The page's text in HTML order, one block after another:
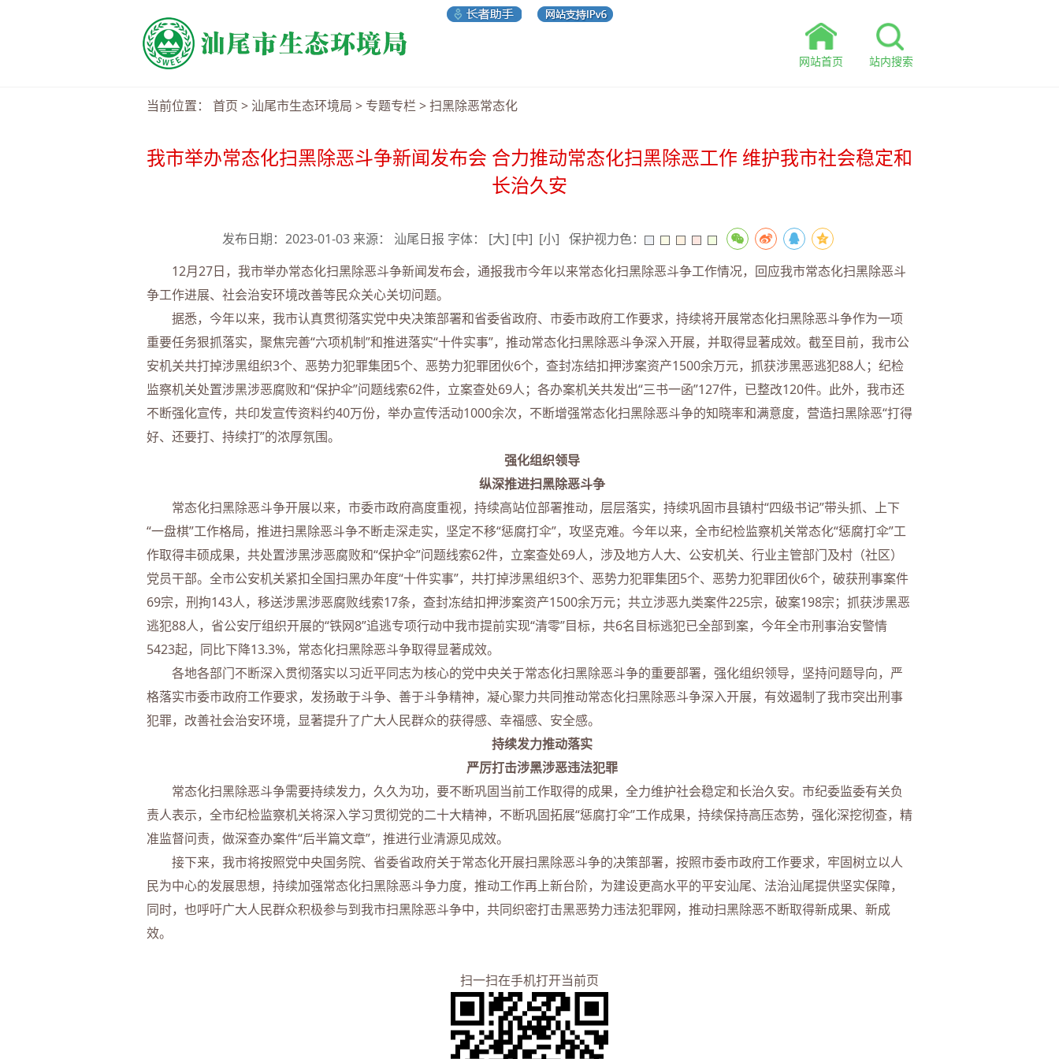
网站首页 站内搜索
当前位置： 首页 > 汕尾市生态环境局 > 专题专栏 >扫黑除恶常态化
我市举办常态化扫黑除恶斗争新闻发布会 合力推动常态化扫黑除恶工作 维护我市社会稳定和
长治久安
发布日期：2023-01-03 来源： 汕尾日报 字体： [大] [中] [小] 保护视力色：
12月27日，我市举办常态化扫黑除恶斗争新闻发布会，通报我市今年以来常态化扫黑除恶斗争工作情况，回应我市常态化扫黑除恶斗
争工作进展、社会治安环境改善等民众关心关切问题。
据悉，今年以来，我市认真贯彻落实党中央决策部署和省委省政府、市委市政府工作要求，持续将开展常态化扫黑除恶斗争作为一项
重要任务狠抓落实，聚焦完善“六项机制”和推进落实“十件实事”，推动常态化扫黑除恶斗争深入开展，并取得显著成效。截至目前，我市公
安机关共打掉涉黑组织3个、恶势力犯罪集团5个、恶势力犯罪团伙6个，查封冻结扣押涉案资产1500余万元，抓获涉黑恶逃犯88人；纪检
监察机关处置涉黑涉恶腐败和“保护伞”问题线索62件，立案查处69人；各办案机关共发出“三书一函”127件，已整改120件。此外，我市还
不断强化宣传，共印发宣传资料约40万份，举办宣传活动1000余次，不断增强常态化扫黑除恶斗争的知晓率和满意度，营造扫黑除恶“打得
好、还要打、持续打”的浓厚氛围。
强化组织领导
纵深推进扫黑除恶斗争
常态化扫黑除恶斗争开展以来，市委市政府高度重视，持续高站位部署推动，层层落实，持续巩固市县镇村“四级书记”带头抓、上下
“一盘棋”工作格局，推进扫黑除恶斗争不断走深走实，坚定不移“惩腐打伞”，攻坚克难。今年以来，全市纪检监察机关常态化“惩腐打伞”工
作取得丰硕成果，共处置涉黑涉恶腐败和“保护伞”问题线索62件，立案查处69人，涉及地方人大、公安机关、行业主管部门及村（社区）
党员干部。全市公安机关紧扣全国扫黑办年度“十件实事”，共打掉涉黑组织3个、恶势力犯罪集团5个、恶势力犯罪团伙6个，破获刑事案件
69宗，刑拘143人，移送涉黑涉恶腐败线索17条，查封冻结扣押涉案资产1500余万元；共立涉恶九类案件225宗，破案198宗；抓获涉黑恶
逃犯88人，省公安厅组织开展的“铁网8”追逃专项行动中我市提前实现“清零”目标，共6名目标逃犯已全部到案，今年全市刑事治安警情
5423起，同比下降13.3%，常态化扫黑除恶斗争取得显著成效。
各地各部门不断深入贯彻落实以习近平同志为核心的党中央关于常态化扫黑除恶斗争的重要部署，强化组织领导，坚持问题导向，严
格落实市委市政府工作要求，发扬敢于斗争、善于斗争精神，凝心聚力共同推动常态化扫黑除恶斗争深入开展，有效遏制了我市突出刑事
犯罪，改善社会治安环境，显著提升了广大人民群众的获得感、幸福感、安全感。
持续发力推动落实
严厉打击涉黑涉恶违法犯罪
常态化扫黑除恶斗争需要持续发力，久久为功，要不断巩固当前工作取得的成果，全力维护社会稳定和长治久安。市纪委监委有关负
责人表示，全市纪检监察机关将深入学习贯彻党的二十大精神，不断巩固拓展“惩腐打伞”工作成果，持续保持高压态势，强化深挖彻查，精
准监督问责，做深查办案件“后半篇文章”，推进行业清源见成效。
接下来，我市将按照党中央国务院、省委省政府关于常态化开展扫黑除恶斗争的决策部署，按照市委市政府工作要求，牢固树立以人
民为中心的发展思想，持续加强常态化扫黑除恶斗争力度，推动工作再上新台阶，为建设更高水平的平安汕尾、法治汕尾提供坚实保障，
同时，也呼吁广大人民群众积极参与到我市扫黑除恶斗争中，共同织密打击黑恶势力违法犯罪网，推动扫黑除恶不断取得新成果、新成
效。
扫一扫在手机打开当前页